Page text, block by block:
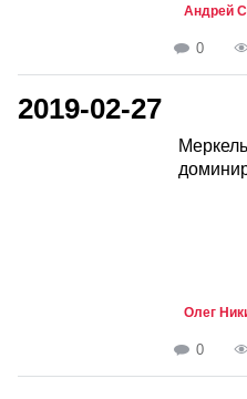
Андрей
0
2019-02-27
Олег
0